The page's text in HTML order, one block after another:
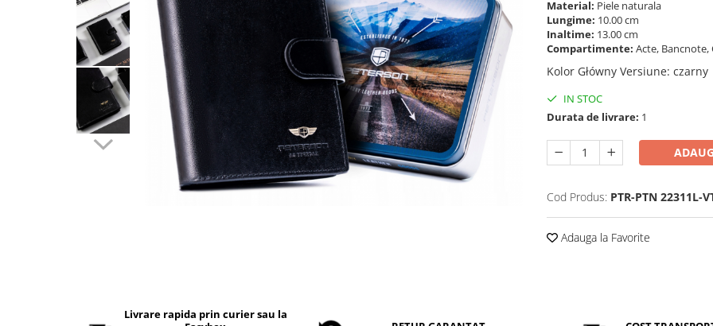
Material: Piele naturala
Lungime: 10.00 cm
Inaltime: 13.00 cm
Compartimente: Acte,
Kolor Główny Versiune: czarny
IN STOC
Durata de livrare: 1
Cod Produs: PTR-PTN 22311L-
Adauga la Favorite
Livrare rapida prin curier sau la